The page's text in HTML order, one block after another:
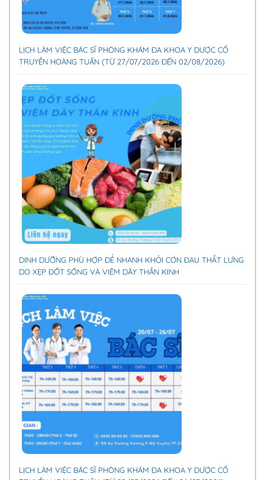
LỊCH LÀM VIỆC BÁC SĨ PHÒNG KHÁM ĐA KHOA Y DƯỢC CỔ
TRUYỀN HOÀNG TUẤN (TỪ 27/07/2026 ĐẾN 02/08/2026)
DINH DƯỠNG PHÙ HỢP ĐỂ NHANH KHỎI CƠN ĐAU THẮT LƯNG
DO XẸP ĐỐT SỐNG VÀ VIÊM DÂY THẦN KINH
LỊCH LÀM VIỆC BÁC SĨ PHÒNG KHÁM ĐA KHOA Y DƯỢC CỔ